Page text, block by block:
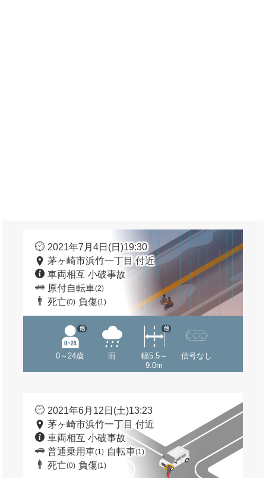
2021年7月4日(日)19:30
茅ヶ崎市浜竹一丁目 付近
車両相互 小破事故
原付自転車(2)
死亡(0) 負傷(1)
0～24歳
他
雨
幅5.5～
9.0m
他
信号なし
2021年6月12日(土)13:23
茅ヶ崎市浜竹一丁目 付近
車両相互 小破事故
普通乗用車(1) 自転車(1)
死亡(0) 負傷(1)